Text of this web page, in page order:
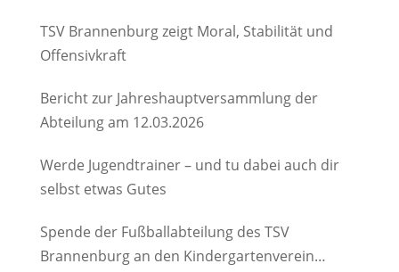
TSV Brannenburg zeigt Moral, Stabilität und
Offensivkraft
Bericht zur Jahreshauptversammlung der
Abteilung am 12.03.2026
Werde Jugendtrainer – und tu dabei auch dir
selbst etwas Gutes
Spende der Fußballabteilung des TSV
Brannenburg an den Kindergartenverein